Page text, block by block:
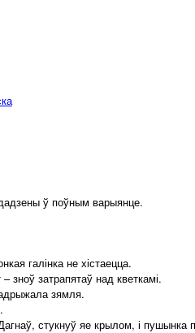
ў поўным варыянце.
галінка не хістаецца.
зноў затрапятаў над кветкамі.
зямля.
стукнуў яе крылом, і пушынка